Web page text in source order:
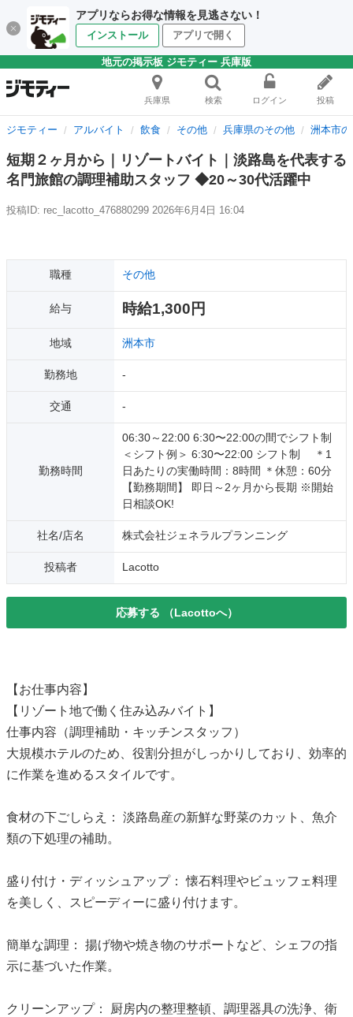
アプリならお得な情報を見逃さない！
インストール アプリで開く
地元の掲示板 ジモティー 兵庫版
兵庫県 検索 ログイン 投稿
ジモティー アルバイト 飲食 その他 兵庫県のその他 洲本市
短期２ヶ月から｜リゾートバイト｜淡路島を代表する
名門旅館の調理補助スタッフ ◆20～30代活躍中
投稿ID: rec_lacotto_476880299 2026年6月4日 16:04
職種 その他
給与 時給1,300円
地域 洲本市
勤務地 -
交通 -
勤務時間
06:30～22:00 6:30〜22:00の間でシフト制
＜シフト例＞ 6:30〜22:00 シフト制 ＊1
日あたりの実働時間：8時間 ＊休憩：60分
【勤務期間】 即日～2ヶ月から長期 ※開始
日相談OK!
社名/店名 株式会社ジェネラルプランニング
投稿者 Lacotto
応募する （Lacottoへ）
【お仕事内容】
【リゾート地で働く住み込みバイト】
仕事内容（調理補助・キッチンスタッフ）
大規模ホテルのため、役割分担がしっかりしており、効率的
に作業を進めるスタイルです。
食材の下ごしらえ： 淡路島産の新鮮な野菜のカット、魚介
類の下処理の補助。
盛り付け・ディッシュアップ： 懐石料理やビュッフェ料理
を美しく、スピーディーに盛り付けます。
簡単な調理： 揚げ物や焼き物のサポートなど、シェフの指
示に基づいた作業。
クリーンアップ： 厨房内の整理整頓、調理器具の洗浄、衛